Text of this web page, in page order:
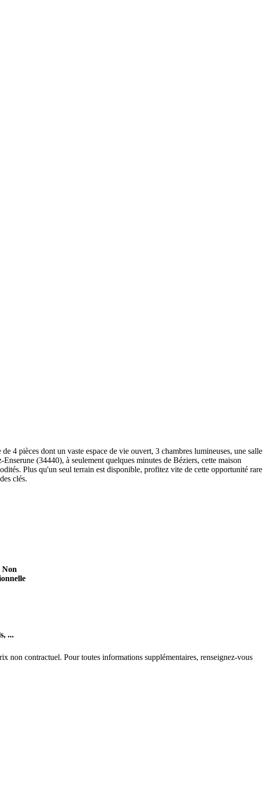
4 pièces dont un vaste espace de vie ouvert, 3 chambres lumineuses, une salle
(34440), à seulement quelques minutes de Béziers, cette maison
Plus qu'un seul terrain est disponible, profitez vite de cette opportunité rare
clés.
Non
...
non contractuel. Pour toutes informations supplémentaires, renseignez-vous